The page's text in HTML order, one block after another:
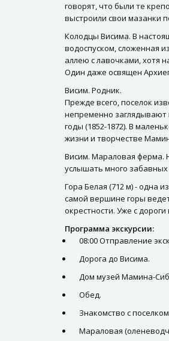
говорят, что были те
выстроили свои мазанки
Колодцы Висима. В
водоспуском, сложенная
аллею с лавочками, хотя
Один даже освящен
Висим. Родник.
Прежде всего, поселок
непременно заглядывают
годы (1852-1872). В
жизни и творчестве
Висим. Мараловая ферма.
услышать много
Гора Белая (712 м) - одна
самой вершине горы
окрестности. Уже с
Программа экскурсии:
08:00 Отправление
Дорога до Висима.
Дом музей Мамина-
Обед.
Знакомство с
Мараловая